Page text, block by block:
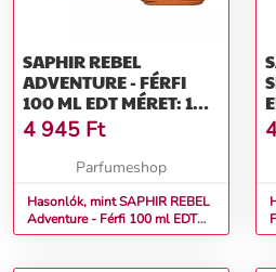
SAPHIR REBEL
ADVENTURE - FÉRFI
100 ML EDT MÉRET: 100
ML
4 945 Ft
Parfumeshop
Hasonlók, mint SAPHIR REBEL
Adventure - Férfi 100 ml EDT
Méret: 100 ml